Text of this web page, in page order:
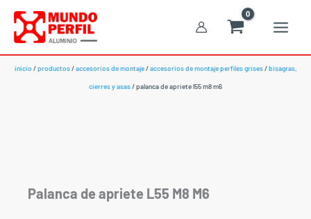
contenido
inicio /productos/accesorios de montaje/accesorios de montaje perfiles grises/bisagras,
cierres y asas/ palanca de apriete l55 m8 m6
Palanca de apriete L55 M8 M6